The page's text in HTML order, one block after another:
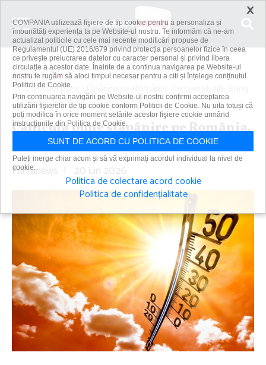
Acasă
Știri
Canicula pune stăpânire pe România. Temperaturile ajung
la 36 de grade
Canicula pune stăpânire pe România.
Temperaturile ajung la 36 de grade
Primanews | 20 iun 2026
×
COMPANIA utilizează fişiere de tip cookie pentru a personaliza și
îmbunătăți experiența ta pe Website-ul nostru. Te informăm că ne-am
actualizat politicile cu cele mai recente modificări propuse de
Regulamentul (UE) 2016/679 privind protecția persoanelor fizice în ceea
ce privește prelucrarea datelor cu caracter personal și privind libera
circulație a acestor date. Înainte de a continua navigarea pe Website-ul
nostru te rugăm să aloci timpul necesar pentru a citi și înțelege conținutul
Politicii de Cookie.
Prin continuarea navigării pe Website-ul nostru confirmi acceptarea
utilizării fişierelor de tip cookie conform Politicii de Cookie. Nu uita totuși că
poți modifica în orice moment setările acestor fişiere cookie urmând
instrucțiunile din Politica de Cookie.
SUNT DE ACORD CU POLITICA DE COOKIE
Puteți merge chiar acum și să vă exprimați acordul individual la nivel de
cookie:
Politica de colectare acord cookie
Politica de confidențialitate